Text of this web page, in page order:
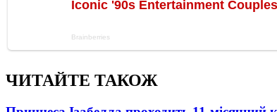
ЧИТАЙТЕ ТАКОЖ